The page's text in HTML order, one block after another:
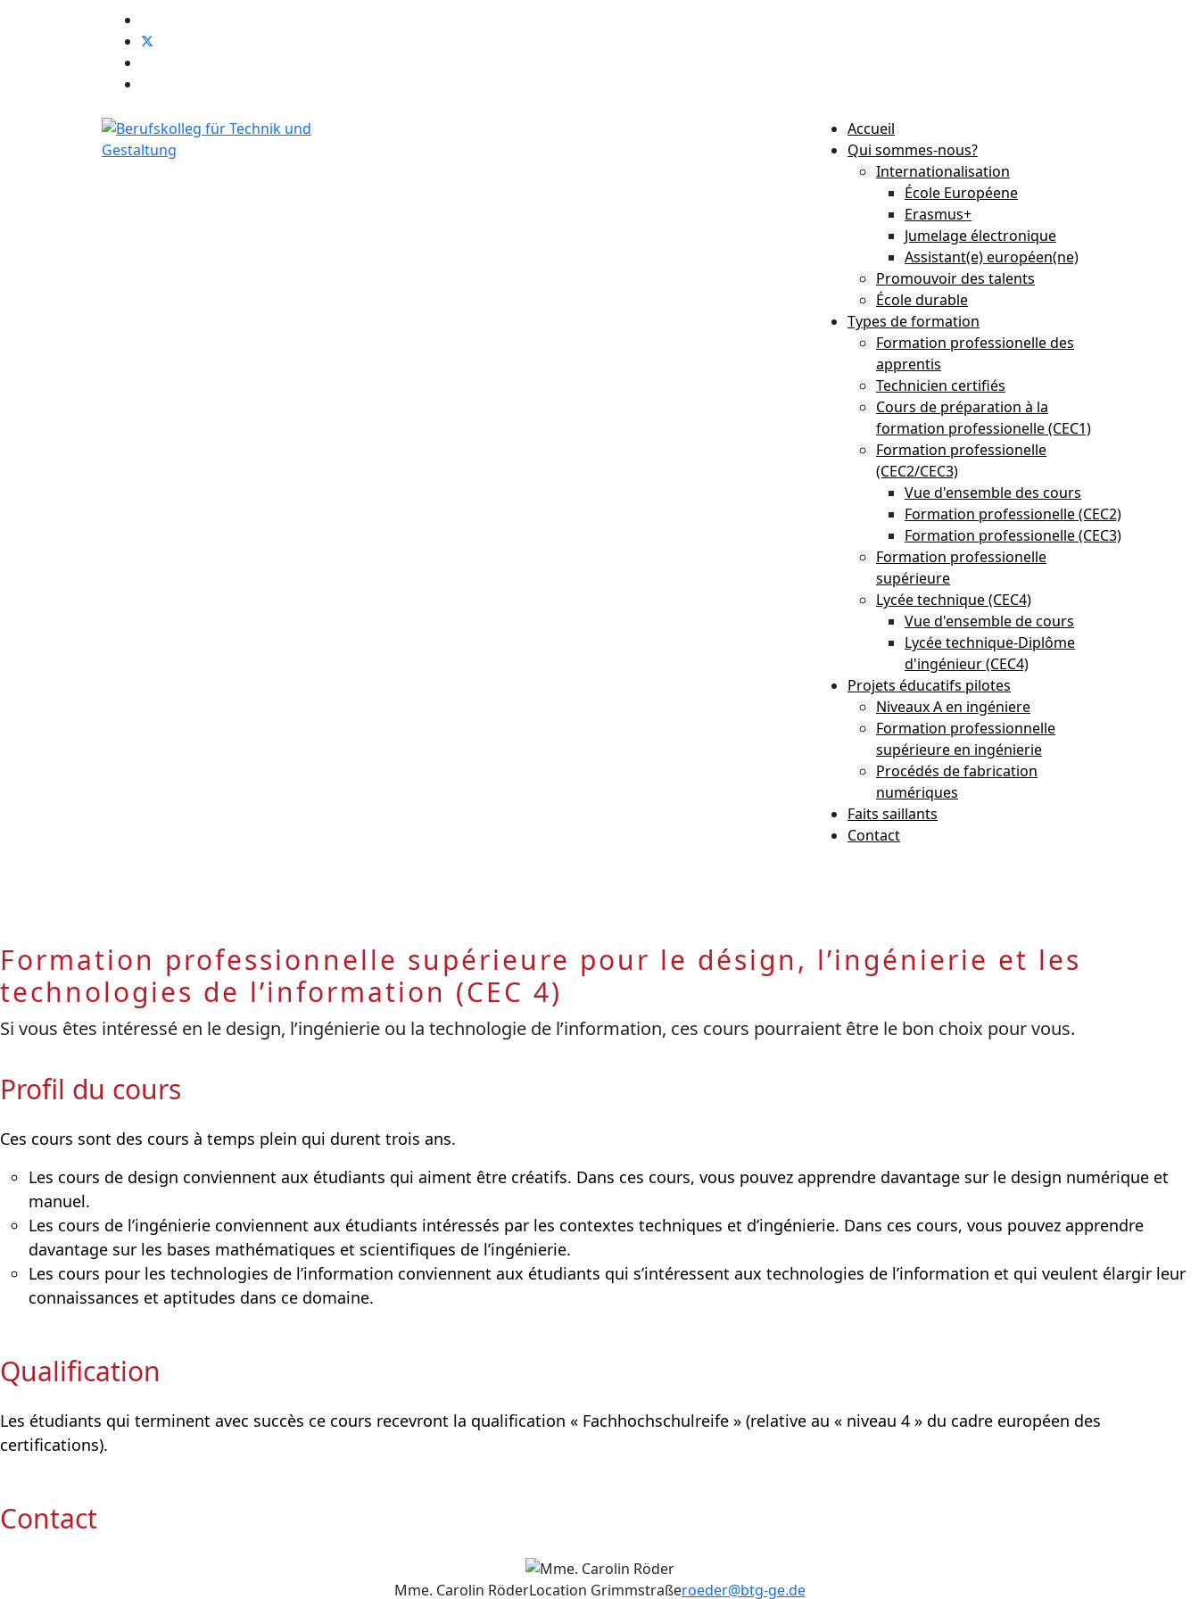
Accueil
Qui sommes-nous?
Internationalisation
École Européene
Erasmus+
Jumelage électronique
Assistant(e) européen(ne)
Promouvoir des talents
École durable
Types de formation
Formation professionelle des
apprentis
Technicien certifiés
Cours de préparation à la
formation professionelle (CEC1)
Formation professionelle
(CEC2/CEC3)
Vue d'ensemble des cours
Formation professionelle (CEC2)
Formation professionelle (CEC3)
Formation professionelle
supérieure
Lycée technique (CEC4)
Vue d'ensemble de cours
Lycée technique-Diplôme
d'ingénieur (CEC4)
Projets éducatifs pilotes
Niveaux A en ingéniere
Formation professionnelle
supérieure en ingénierie
Procédés de fabrication
numériques
Faits saillants
Contact
Formation professionnelle supérieure pour le désign, l’ingénierie et les
technologies de l’information (CEC 4)
Si vous êtes intéressé en le design, l’ingénierie ou la technologie de l’information, ces cours pourraient être le bon choix pour vous.
Profil du cours
Ces cours sont des cours à temps plein qui durent trois ans.
Les cours de design conviennent aux étudiants qui aiment être créatifs. Dans ces cours, vous pouvez apprendre davantage sur le design numérique et
manuel.
Les cours de l’ingénierie conviennent aux étudiants intéressés par les contextes techniques et d’ingénierie. Dans ces cours, vous pouvez apprendre
davantage sur les bases mathématiques et scientifiques de l’ingénierie.
Les cours pour les technologies de l’information conviennent aux étudiants qui s’intéressent aux technologies de l’information et qui veulent élargir leur
connaissances et aptitudes dans ce domaine.
Qualification
Les étudiants qui terminent avec succès ce cours recevront la qualification « Fachhochschulreife » (relative au « niveau 4 » du cadre européen des
certifications).
Contact
Mme. Carolin RöderLocation Grimmstraßeroeder@btg-ge.de